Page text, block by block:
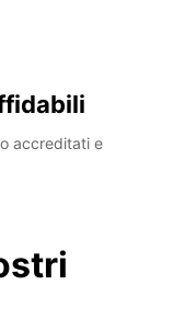
accreditati e